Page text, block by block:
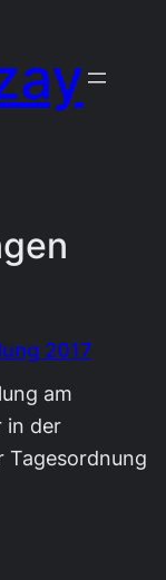
2017
am
in der
Tagesordnung